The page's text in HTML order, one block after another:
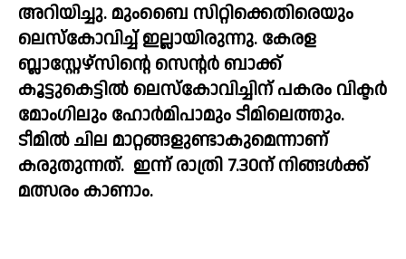
അറിയിച്ചു. മുംബൈ സിറ്റിക്കെതിരെയും
ലെസ്കോവിച്ച് ഇല്ലായിരുന്നു. കേരള
ബ്ലാസ്റ്റേഴ്സിന്റെ സെന്റർ ബാക്ക്
കൂട്ടുകെട്ടിൽ ലെസ്കോവിച്ചിന് പകരം വിക്ടർ
മോംഗിലും ഹോർമിപാമും ടീമിലെത്തും.
ടീമിൽ ചില മാറ്റങ്ങളുണ്ടാകുമെന്നാണ്
കരുതുന്നത്.  ഇന്ന് രാത്രി 7.30ന് നിങ്ങൾക്ക്
മത്സരം കാണാം.